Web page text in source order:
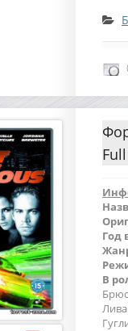
Год
В